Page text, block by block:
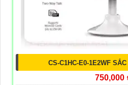
CS-C1HC-E0-1E2WF
750,000